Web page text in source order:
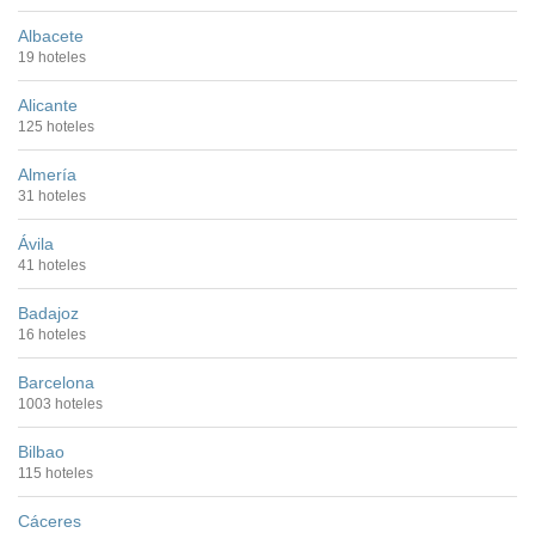
Albacete
19 hoteles
Alicante
125 hoteles
Almería
31 hoteles
Ávila
41 hoteles
Badajoz
16 hoteles
Barcelona
1003 hoteles
Bilbao
115 hoteles
Cáceres